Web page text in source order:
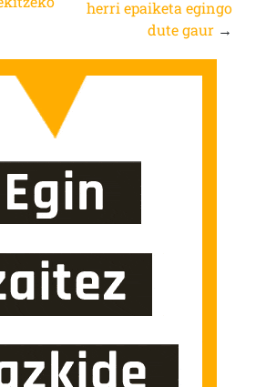
herri epaiketa egingo
dute gaur →